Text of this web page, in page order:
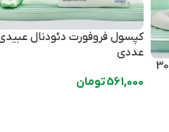
قرص نورودینون ویتاول مهبان دارو 30
عددی
561,000تومان